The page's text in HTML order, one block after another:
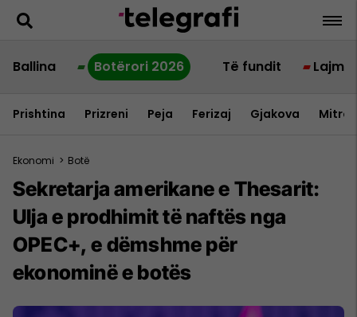
Ballina Botërori 2026 Të fundit Lajme
Prishtina Prizreni Peja Ferizaj Gjakova
Ekonomi > Botë
Sekretarja amerikane e Thesarit:
Ulja e prodhimit të naftës nga
OPEC+, e dëmshme për
ekonominë e botës